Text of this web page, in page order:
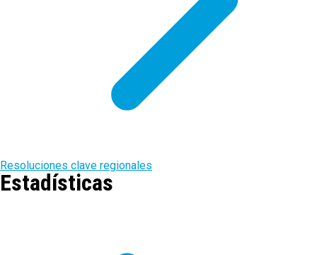
Resoluciones clave regionales
Estadísticas